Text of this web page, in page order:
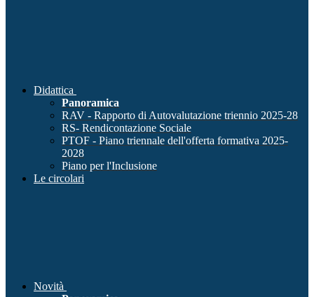
Didattica
Panoramica
RAV - Rapporto di Autovalutazione triennio 2025-28
RS- Rendicontazione Sociale
PTOF - Piano triennale dell'offerta formativa 2025-
2028
Piano per l'Inclusione
Le circolari
Novità